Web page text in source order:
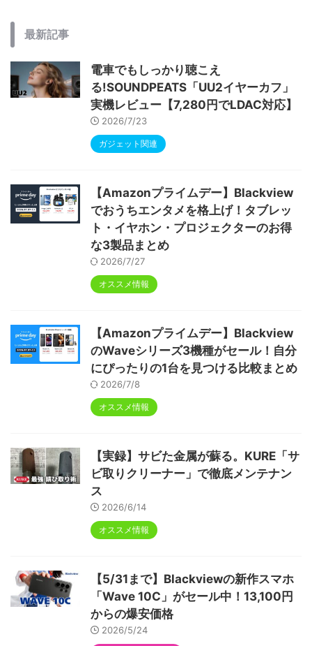
最新記事
電車でもしっかり聴こえ
る!SOUNDPEATS「UU2イヤーカフ」
実機レビュー【7,280円でLDAC対応】
2026/7/23
ガジェット関連
【Amazonプライムデー】Blackview
でおうちエンタメを格上げ！タブレッ
ト・イヤホン・プロジェクターのお得
な3製品まとめ
2026/7/27
オススメ情報
【Amazonプライムデー】Blackview
のWaveシリーズ3機種がセール！自分
にぴったりの1台を見つける比較まとめ
2026/7/8
オススメ情報
【実録】サビた金属が蘇る。KURE「サ
ビ取りクリーナー」で徹底メンテナン
ス
2026/6/14
オススメ情報
【5/31まで】Blackviewの新作スマホ
「Wave 10C」がセール中！13,100円
からの爆安価格
2026/5/24